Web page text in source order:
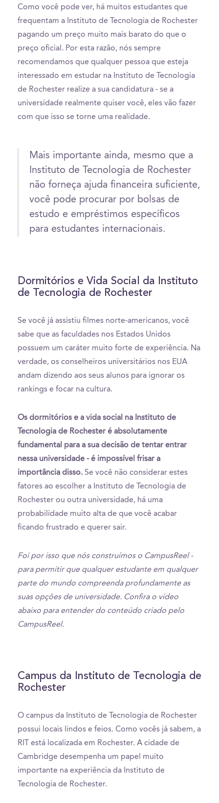
Como você pode ver, há muitos estudantes que
frequentam a Instituto de Tecnologia de Rochester
pagando um preço muito mais barato do que o
preço oficial. Por esta razão, nós sempre
recomendamos que qualquer pessoa que esteja
interessado em estudar na Instituto de Tecnologia
de Rochester realize a sua candidatura - se a
universidade realmente quiser você, eles vão fazer
com que isso se torne uma realidade.
Mais importante ainda, mesmo que a
Instituto de Tecnologia de Rochester
não forneça ajuda financeira suficiente,
você pode procurar por bolsas de
estudo e empréstimos específicos
para estudantes internacionais.
Dormitórios e Vida Social da Instituto
de Tecnologia de Rochester
Se você já assistiu filmes norte-americanos, você
sabe que as faculdades nos Estados Unidos
possuem um caráter muito forte de experiência. Na
verdade, os conselheiros universitários nos EUA
andam dizendo aos seus alunos para ignorar os
rankings e focar na cultura.
Os dormitórios e a vida social na Instituto de
Tecnologia de Rochester é absolutamente
fundamental para a sua decisão de tentar entrar
nessa universidade - é impossível frisar a
importância disso. Se você não considerar estes
fatores ao escolher a Instituto de Tecnologia de
Rochester ou outra universidade, há uma
probabilidade muito alta de que você acabar
ficando frustrado e querer sair.
Foi por isso que nós construímos o CampusReel -
para permitir que qualquer estudante em qualquer
parte do mundo compreenda profundamente as
suas opções de universidade. Confira o vídeo
abaixo para entender do conteúdo criado pelo
CampusReel.
Campus da Instituto de Tecnologia de
Rochester
O campus da Instituto de Tecnologia de Rochester
possui locais lindos e feios. Como vocês já sabem, a
RIT está localizada em Rochester. A cidade de
Cambridge desempenha um papel muito
importante na experiência da Instituto de
Tecnologia de Rochester.